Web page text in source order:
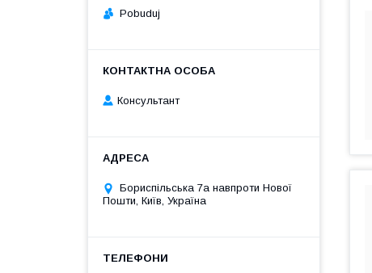
Pobuduj
Консультант
Бориспільська 7а навпроти Нової
Пошти, Київ, Україна